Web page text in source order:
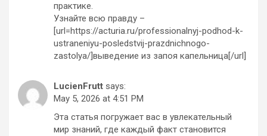
практике.
Узнайте всю правду –
[url=https://acturia.ru/professionalnyj-podhod-k-
ustraneniyu-posledstvij-prazdnichnogo-
zastolya/]выведение из запоя капельница[/url]
LucienFrutt says:
May 5, 2026 at 4:51 PM
Эта статья погружает вас в увлекательный
мир знаний, где каждый факт становится